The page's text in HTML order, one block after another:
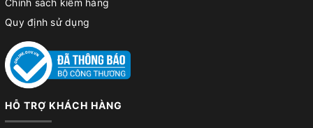
Quy định sử dụng
HỖ TRỢ KHÁCH HÀNG